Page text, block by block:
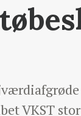
VKST